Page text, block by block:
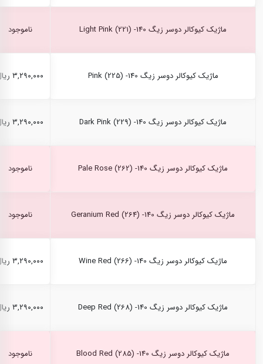
ماژیک کیوکالر دوسر زیگ Light Pink (221) -140 ناموجود
ماژیک کیوکالر دوسر زیگ Pink (225) -140 ۳,۲۹۰,۰۰۰ ریال
ماژیک کیوکالر دوسر زیگ Dark Pink (229) -140 ۳,۲۹۰,۰۰۰ ریال
ماژیک کیوکالر دوسر زیگ Pale Rose (262) -140 ناموجود
ماژیک کیوکالر دوسر زیگ Geranium Red (264) -140 ناموجود
ماژیک کیوکالر دوسر زیگ Wine Red (266) -140 ۳,۲۹۰,۰۰۰ ریال
ماژیک کیوکالر دوسر زیگ Deep Red (268) -140 ۳,۲۹۰,۰۰۰ ریال
ماژیک کیوکالر دوسر زیگ Blood Red (285) -140 ناموجود